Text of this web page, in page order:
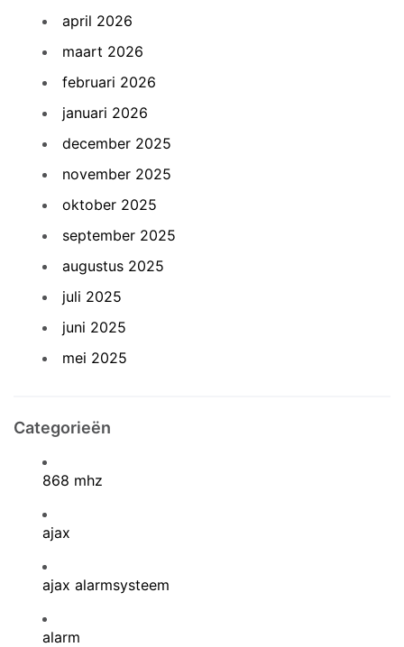
april 2026
maart 2026
februari 2026
januari 2026
december 2025
november 2025
oktober 2025
september 2025
augustus 2025
juli 2025
juni 2025
mei 2025
Categorieën
868 mhz
ajax
ajax alarmsysteem
alarm